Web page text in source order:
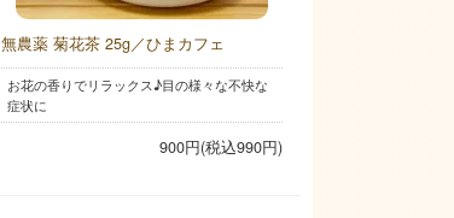
無農薬 菊花茶 25g／ひまカフェ
お花の香りでリラックス♪目の様々な不快な
症状に
900円(税込990円)